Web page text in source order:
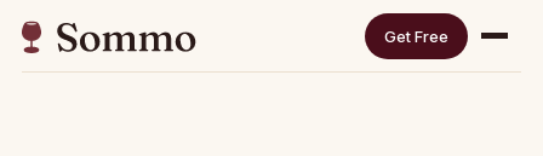
Get Free